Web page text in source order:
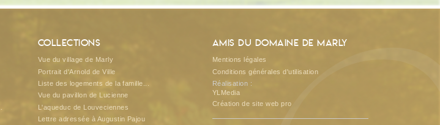
Collections
Vue du village de Marly
Portrait d'Arnold de Ville
Liste des logements de la famille...
Vue du pavillon de Lucienne
L'aqueduc de Louveciennes
Lettre adressée à Augustin Pajou
Amis du Domaine de Marly
Mentions légales
Conditions générales d'utilisation
Réalisation :
YLMedia
Création de site web pro